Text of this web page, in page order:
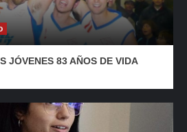
JÓVENES 83 AÑOS DE VIDA